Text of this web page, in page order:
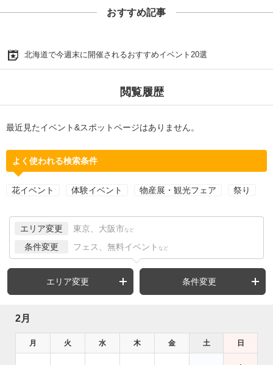
おすすめ記事
北海道で今週末に開催されるおすすめイベント20選
閲覧履歴
最近見たイベント&スポットページはありません。
よく使われる検索条件
花イベント 体験イベント 物産展・観光フェア 祭り
エリア変更 東京、大阪市 など
条件変更 フェス、無料イベント など
エリア変更 条件変更
2月
月 火 水 木 金 土 日